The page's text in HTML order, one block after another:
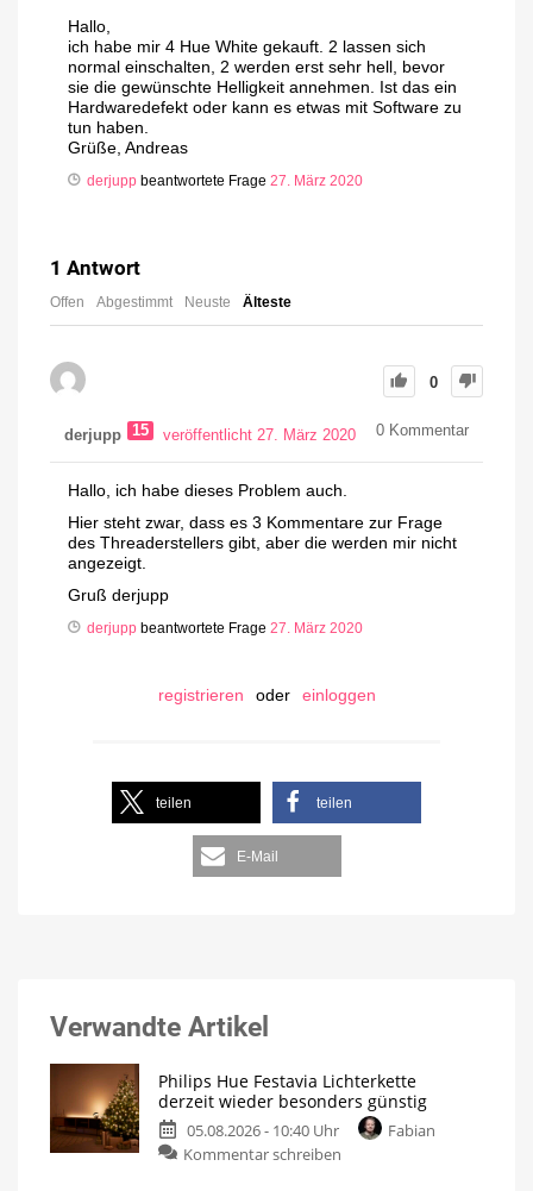
Hallo,
ich habe mir 4 Hue White gekauft. 2 lassen sich
normal einschalten, 2 werden erst sehr hell, bevor
sie die gewünschte Helligkeit annehmen. Ist das ein
Hardwaredefekt oder kann es etwas mit Software zu
tun haben.
Grüße, Andreas
derjupp beantwortete Frage 27. März 2020
1 Antwort
Offen Abgestimmt Neuste Älteste
0
derjupp 15 veröffentlicht 27. März 2020 0 Kommentar
Hallo, ich habe dieses Problem auch.
Hier steht zwar, dass es 3 Kommentare zur Frage
des Threaderstellers gibt, aber die werden mir nicht
angezeigt.
Gruß derjupp
derjupp beantwortete Frage 27. März 2020
registrieren oder einloggen
teilen teilen
E-Mail
Verwandte Artikel
Philips Hue Festavia Lichterkette
derzeit wieder besonders günstig
05.08.2026 - 10:40 Uhr
Fabian
Kommentar schreiben